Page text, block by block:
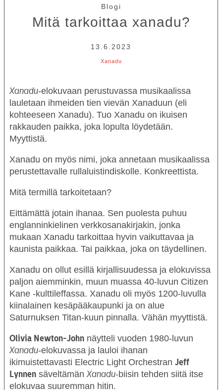
Blogi
Mitä tarkoittaa xanadu?
13.6.2023
Xanadu
Xanadu-elokuvaan perustuvassa musikaalissa
lauletaan ihmeiden tien vievän Xanaduun (eli
kohteeseen Xanadu). Tuo Xanadu on ikuisen
rakkauden paikka, joka lopulta löydetään.
Myyttistä.
Xanadu on myös nimi, joka annetaan musikaalissa
perustettavalle rullaluistindiskolle. Konkreettista.
Mitä termillä tarkoitetaan?
Eittämättä jotain ihanaa. Sen puolesta puhuu
englanninkielinen verkkosanakirjakin, jonka
mukaan Xanadu tarkoittaa hyvin vaikuttavaa ja
kaunista paikkaa. Tai paikkaa, joka on täydellinen.
Xanadu on ollut esillä kirjallisuudessa ja elokuvissa
paljon aiemminkin, muun muassa 40-luvun Citizen
Kane -kulttileffassa. Xanadu oli myös 1200-luvulla
kiinalainen kesäpääkaupunki ja on alue
Saturnuksen Titan-kuun pinnalla. Vähän myyttistä.
Olivia Newton-John näytteli vuoden 1980-luvun
Xanadu-elokuvassa ja lauloi ihanan
ikimuistettavasti Electric Light Orchestran Jeff
Lynnen säveltämänXanadu-biisin tehden siitä itse
elokuvaa suuremman hitin.